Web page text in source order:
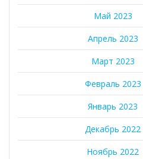
Май 2023
Апрель 2023
Март 2023
Февраль 2023
Январь 2023
Декабрь 2022
Ноябрь 2022